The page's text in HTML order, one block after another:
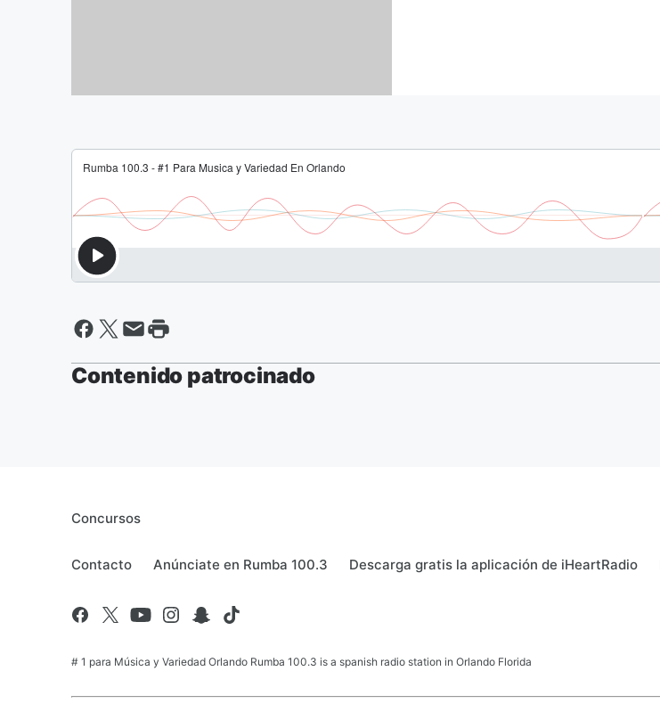
Orlando Auditions
Por Lucy
Contenido patrocinado
Concursos
Contacto Anúnciate en Rumba 100.3 Descarga gratis la aplicación de iHeartRadio
# 1 para Música y Variedad Orlando Rumba 100.3 is a spanish radio station in Orlando Florida